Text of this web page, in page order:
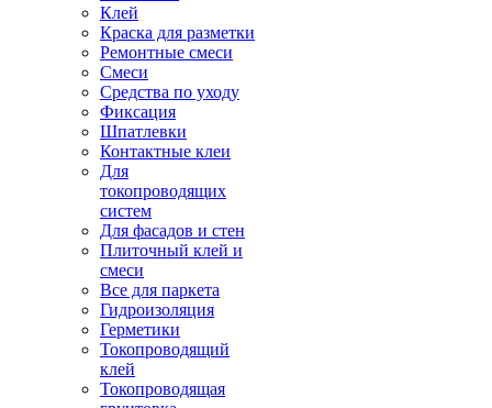
Клей
Краска для разметки
Ремонтные смеси
Смеси
Средства по уходу
Фиксация
Шпатлевки
Контактные клеи
Для
токопроводящих
систем
Для фасадов и стен
Плиточный клей и
смеси
Все для паркета
Гидроизоляция
Герметики
Токопроводящий
клей
Токопроводящая